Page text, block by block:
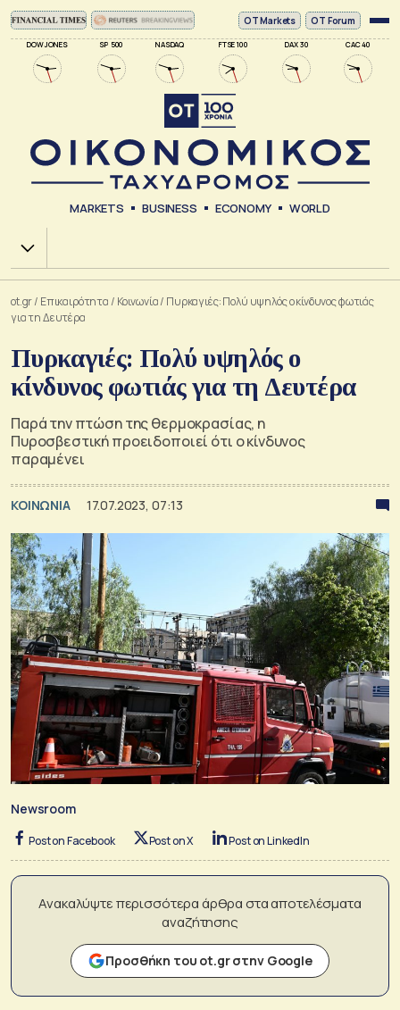
DOW JONES SP 500 NASDAQ FTSE 100 DAX 30 CAC 40
ΟΤ Markets OT Forum
MARKETS BUSINESS ECONOMY WORLD
Χ.Α.
ot.gr/ Επικαιρότητα / Κοινωνία/ Πυρκαγιές: Πολύ υψηλός ο κίνδυνος φωτιάς
για τη Δευτέρα
Πυρκαγιές: Πολύ υψηλός ο
κίνδυνος φωτιάς για τη Δευτέρα
Παρά την πτώση της θερμοκρασίας, η
Πυροσβεστική προειδοποιεί ότι ο κίνδυνος
παραμένει
ΚΟΙΝΩΝΙΑ 17.07.2023, 07:13
Newsroom
Post on Facebook Post on X Post on LinkedIn
Ανακαλύψτε περισσότερα άρθρα στα αποτελέσματα
αναζήτησης
Προσθήκη του ot.gr στην Google